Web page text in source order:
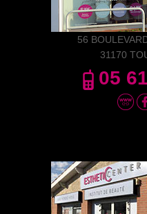
56
31170
05